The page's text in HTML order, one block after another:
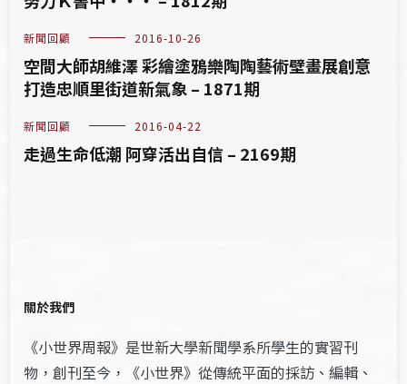
新聞回顧 2016-10-26
空間大師胡維澤 彩繪塗鴉樂陶陶藝術壁畫展創意
打造忠順里街道新氣象 – 1871期
新聞回顧 2016-04-22
走過生命低潮 阿穿活出自信 – 2169期
關於我們
《小世界周報》是世新大學新聞學系所學生的實習刊
物，創刊至今，《小世界》從傳統平面的採訪、編輯、